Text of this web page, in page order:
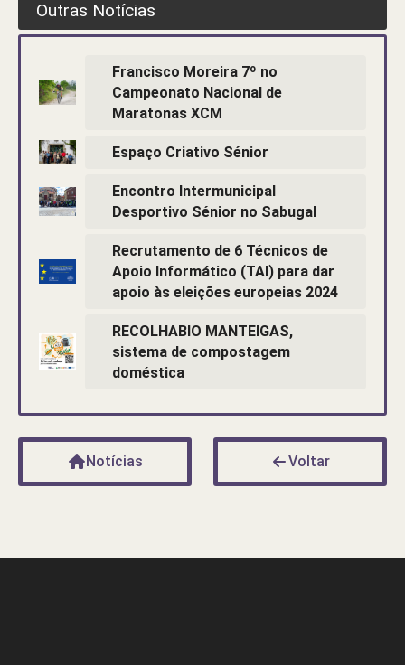
Outras Notícias
Francisco Moreira 7º no
Campeonato Nacional de
Maratonas XCM
Espaço Criativo Sénior
Encontro Intermunicipal
Desportivo Sénior no Sabugal
Recrutamento de 6 Técnicos de
Apoio Informático (TAI) para dar
apoio às eleições europeias 2024
RECOLHABIO MANTEIGAS,
sistema de compostagem
doméstica
Notícias Voltar